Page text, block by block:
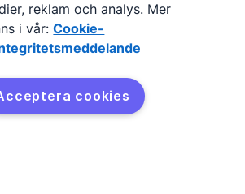
reklam och analys. Mer
i vår: Cookie-
cookies